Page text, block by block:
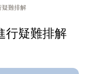
疑難排解
行疑難排解